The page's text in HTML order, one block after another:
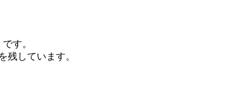
す。
残しています。